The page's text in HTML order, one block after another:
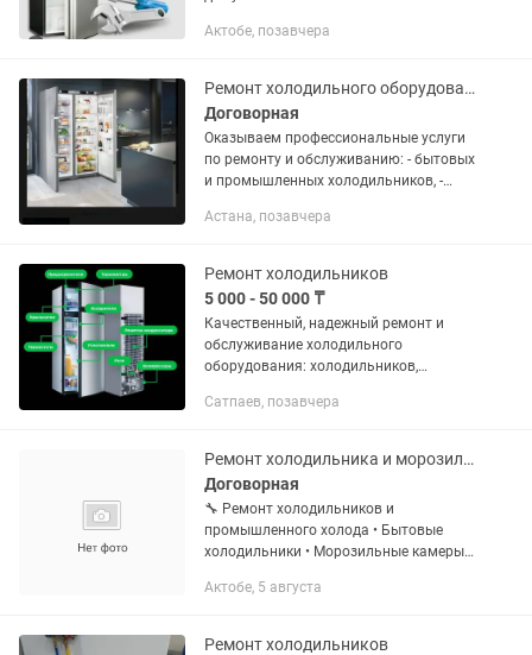
Актобе, позавчера
Ремонт холодильного оборудования
Договорная
Оказываем профессиональные услуги
по ремонту и обслуживанию: - бытовых
и промышленных холодильников, -
для магазинов, Что мы предлагаем: -
Астана, позавчера
Ремонт холодильников
5 000 - 50 000 ₸
Качественный, надежный ремонт и
обслуживание холодильного
оборудования: холодильников,
камер, витринных холодильников.
камер. Заправка...
Сатпаев, позавчера
Ремонт холодильника и морозильных установок
Договорная
🔧 Ремонт холодильников и
промышленного холода • Бытовые
холодильники • Морозильные камеры
Промышленный холод • Холодильные
Актобе, 5 августа
Ремонт холодильников